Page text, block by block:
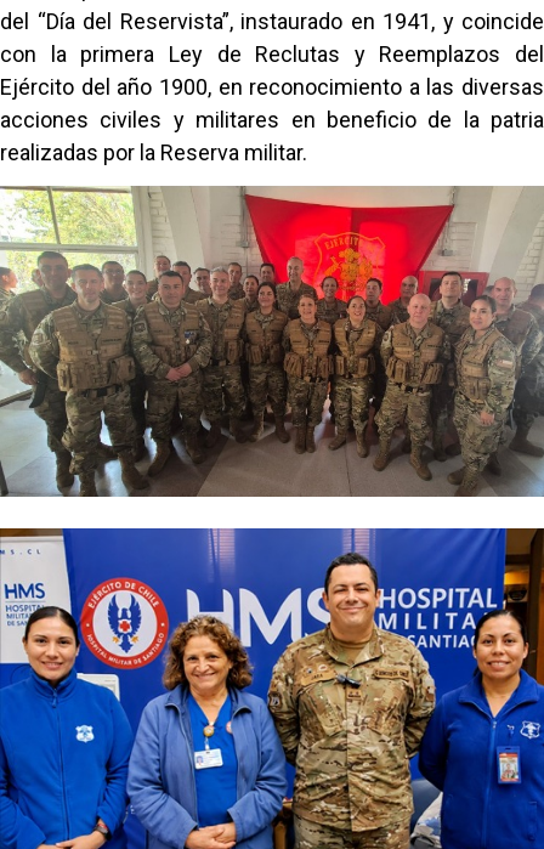
del “Día del Reservista”, instaurado en 1941, y coincide
con la primera Ley de Reclutas y Reemplazos del
Ejército del año 1900, en reconocimiento a las diversas
acciones civiles y militares en beneficio de la patria
realizadas por la Reserva militar.